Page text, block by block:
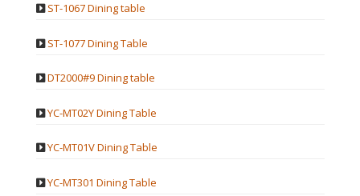
ST-1067 Dining table
ST-1077 Dining Table
DT2000#9 Dining table
YC-MT02Y Dining Table
YC-MT01V Dining Table
YC-MT301 Dining Table